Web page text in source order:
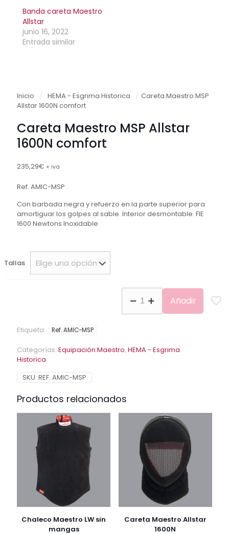
Banda careta Maestro
Allstar
junio 16, 2022
Entrada similar
Inicio / HEMA - Esgrima Historica / Careta Maestro MSP
Allstar 1600N comfort
Careta Maestro MSP Allstar
1600N comfort
235,29€ + iva
Ref. AMIC-MSP
Con barbada negra y refuerzo en la parte superior para
amortiguar los golpes al sable. Interior desmontable. FIE
1600 Newtons Inoxidable
Tallas
Maestro
MSP
cantidad
Añadir
Etiqueta: Ref. AMIC-MSP
Categorías: Equipación Maestro, HEMA - Esgrima
Historica
SKU: REF. AMIC-MSP
Productos relacionados
Chaleco Maestro LW sin
mangas
Careta Maestro Allstar
1600N